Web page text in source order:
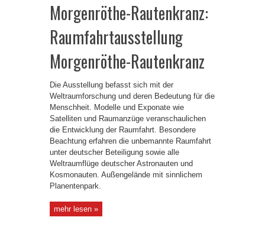
Morgenröthe-Rautenkranz:
Raumfahrtausstellung
Morgenröthe-Rautenkranz
Die Ausstellung befasst sich mit der
Weltraumforschung und deren Bedeutung für die
Menschheit. Modelle und Exponate wie
Satelliten und Raumanzüge veranschaulichen
die Entwicklung der Raumfahrt. Besondere
Beachtung erfahren die unbemannte Raumfahrt
unter deutscher Beteiligung sowie alle
Weltraumflüge deutscher Astronauten und
Kosmonauten. Außengelände mit sinnlichem
Planentenpark.
mehr lesen »